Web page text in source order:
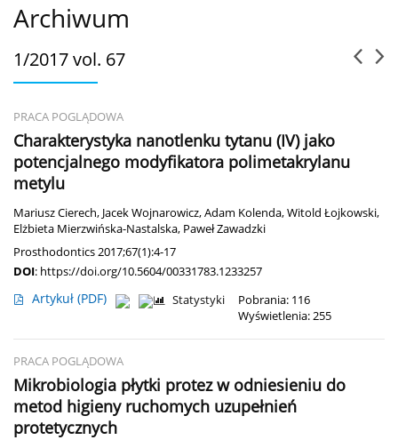
Archiwum
1/2017 vol. 67
PRACA POGLĄDOWA
Charakterystyka nanotlenku tytanu (IV) jako
potencjalnego modyfikatora polimetakrylanu
metylu
Mariusz Cierech, Jacek Wojnarowicz,Adam Kolenda,Witold Łojkowski,
Elżbieta Mierzwińska-Nastalska, Paweł Zawadzki
Prosthodontics 2017;67(1):4-17
DOI: https://doi.org/10.5604/00331783.1233257
Artykuł (PDF) Statystyki
Pobrania: 116
Wyświetlenia: 255
PRACA POGLĄDOWA
Mikrobiologia płytki protez w odniesieniu do
metod higieny ruchomych uzupełnień
protetycznych